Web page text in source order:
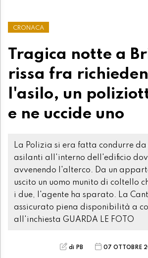
CRONACA
Tragica notte a
rissa fra
l'asilo, un
e ne uccide uno
La Polizia si era fatta condurre
asilanti all'interno dell'edificio
avvenendo l'alterco. Da un
uscito un uomo munito di coltello
i due, l'agente ha sparato. La
assicurato piena disponibilità a
all'inchiesta GUARDA LE FOTO
di PB 07 OTTOBRE